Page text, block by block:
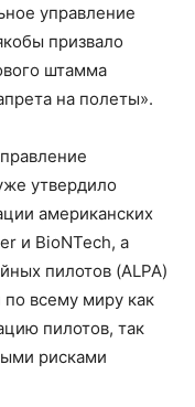
управление
призвало
штамма
на полеты».
утвердило
американских
и BioNTech, а
пилотов (ALPA)
всему миру как
пилотов, так
рисками